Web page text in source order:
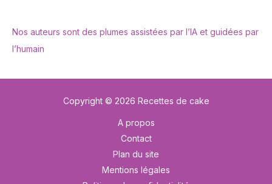
Nos auteurs sont des plumes assistées par l’IA et guidées par
l’humain
Copyright © 2026 Recettes de cake
A propos
Contact
Plan du site
Mentions légales